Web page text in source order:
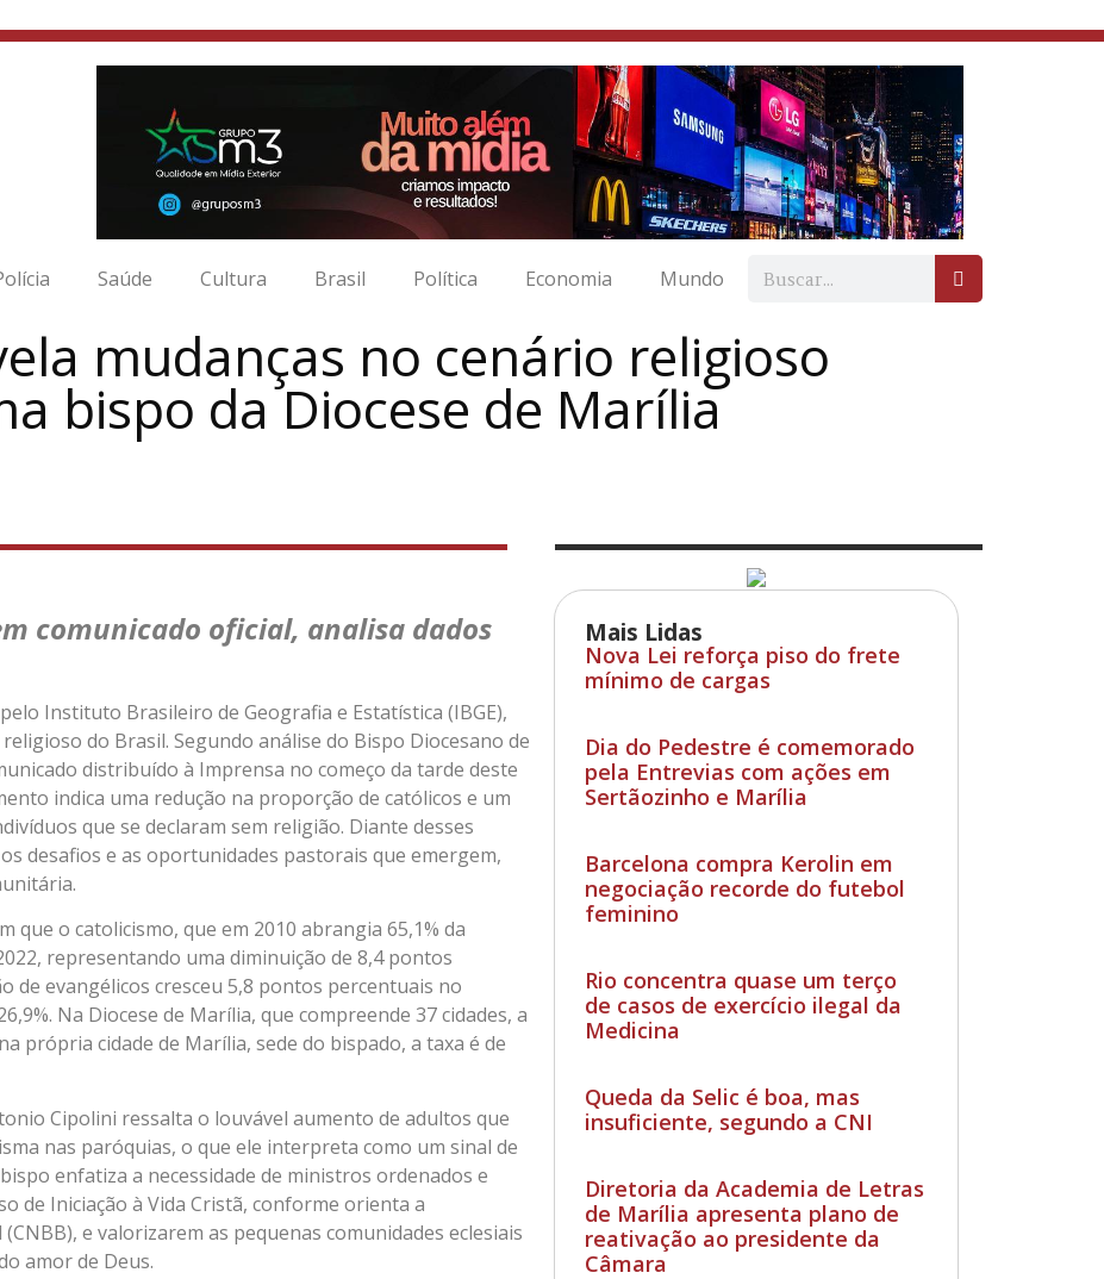
Saúde Cultura Brasil Política Economia Mundo
mudanças no cenário religioso
bispo da Diocese de Marília
Mais Lidas
Nova Lei reforça piso do frete
mínimo de cargas
Dia do Pedestre é comemorado
pela Entrevias com ações em
Sertãozinho e Marília
Barcelona compra Kerolin em
negociação recorde do futebol
feminino
Rio concentra quase um terço
de casos de exercício ilegal da
Medicina
Queda da Selic é boa, mas
insuficiente, segundo a CNI
Diretoria da Academia de Letras
de Marília apresenta plano de
reativação ao presidente da
Câmara
comunicado oficial, analisa dados
Instituto Brasileiro de Geografia e Estatística (IBGE),
do Brasil. Segundo análise do Bispo Diocesano de
distribuído à Imprensa no começo da tarde deste
indica uma redução na proporção de católicos e um
que se declaram sem religião. Diante desses
desafios e as oportunidades pastorais que emergem,
que o catolicismo, que em 2010 abrangia 65,1% da
representando uma diminuição de 8,4 pontos
de evangélicos cresceu 5,8 pontos percentuais no
Na Diocese de Marília, que compreende 37 cidades, a
própria cidade de Marília, sede do bispado, a taxa é de
Cipolini ressalta o louvável aumento de adultos que
nas paróquias, o que ele interpreta como um sinal de
enfatiza a necessidade de ministros ordenados e
de Iniciação à Vida Cristã, conforme orienta a
e valorizarem as pequenas comunidades eclesiais
amor de Deus.